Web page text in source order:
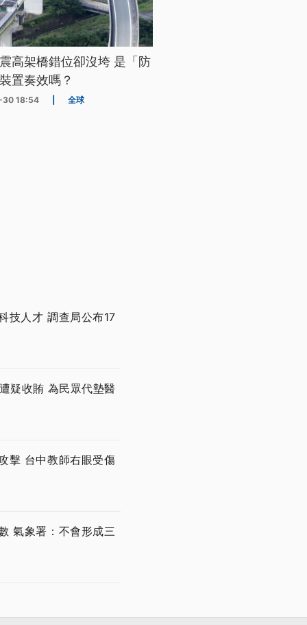
高架橋錯位卻沒垮 是「防
置奏效嗎？
18:54 全球
技人才 調查局公布17
疑收賄 為民眾代墊醫
擊 台中教師右眼受傷
氣象署：不會形成三